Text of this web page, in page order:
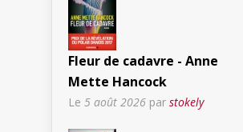
Fleur de cadavre - Anne
Mette Hancock
Le 5 août 2026 par stokely